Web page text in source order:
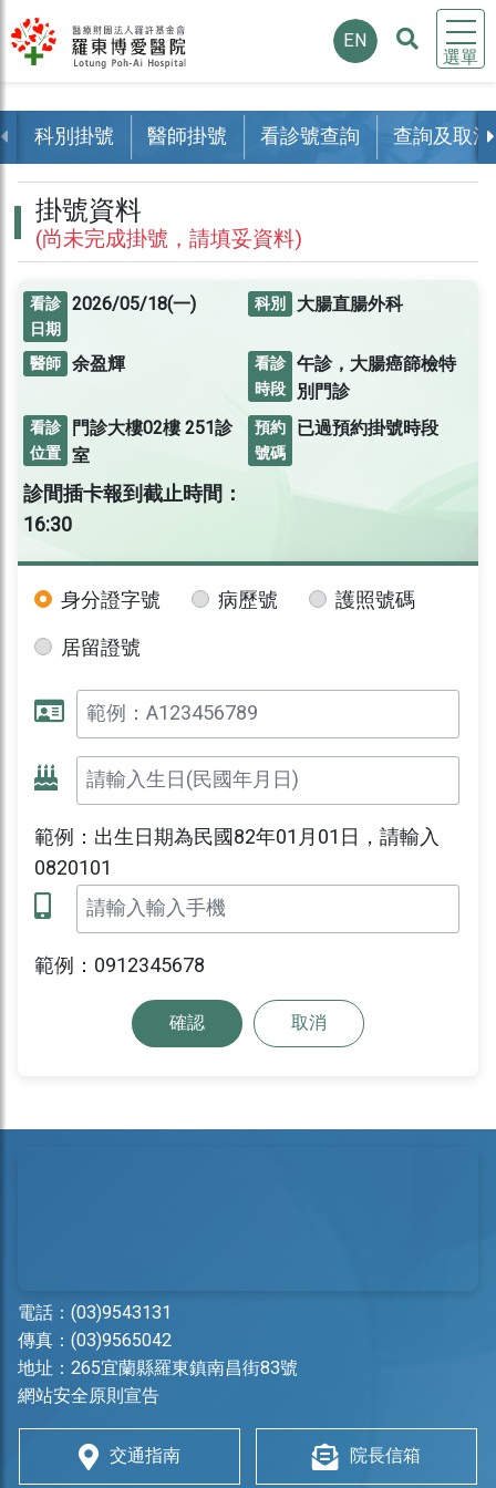
選單
EN
科別掛號 醫師掛號 看診號查詢 查詢及取消
掛號資料
(尚未完成掛號，請填妥資料)
看診
日期
2026/05/18(一) 科別 大腸直腸外科
醫師 余盈輝
看診
時段
午診，大腸癌篩檢特
別門診
看診
位置
門診大樓02樓251診
室
預約
號碼
已過預約掛號時段
診間插卡報到截止時間：
16:30
身分證字號 病歷號
護照號碼
居留證號
範例：出生日期為民國82年01月01日，請輸入
0820101
範例：0912345678
確認 取消
電話： (03)9543131
傳真：(03)9565042
地址： 265宜蘭縣羅東鎮南昌街83號
網站安全原則宣告
交通指南 院長信箱